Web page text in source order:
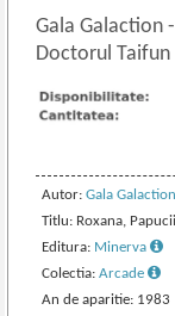
Gala Galaction-
Doctorul Taifun
Autor:Gala
Titlu: Roxana,
Editura: Minerva
Colectia:Arcade
An de aparitie: 1983